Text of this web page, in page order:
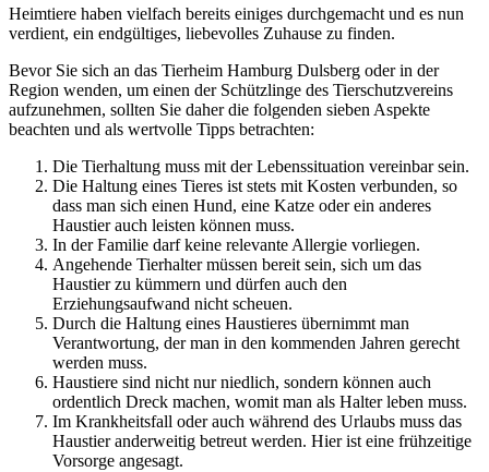
Heimtiere haben vielfach bereits einiges durchgemacht und es nun
verdient, ein endgültiges, liebevolles Zuhause zu finden.
Bevor Sie sich an das Tierheim Hamburg Dulsberg oder in der
Region wenden, um einen der Schützlinge des Tierschutzvereins
aufzunehmen, sollten Sie daher die folgenden sieben Aspekte
beachten und als wertvolle Tipps betrachten:
Die Tierhaltung muss mit der Lebenssituation vereinbar sein.
Die Haltung eines Tieres ist stets mit Kosten verbunden, so
dass man sich einen Hund, eine Katze oder ein anderes
Haustier auch leisten können muss.
In der Familie darf keine relevante Allergie vorliegen.
Angehende Tierhalter müssen bereit sein, sich um das
Haustier zu kümmern und dürfen auch den
Erziehungsaufwand nicht scheuen.
Durch die Haltung eines Haustieres übernimmt man
Verantwortung, der man in den kommenden Jahren gerecht
werden muss.
Haustiere sind nicht nur niedlich, sondern können auch
ordentlich Dreck machen, womit man als Halter leben muss.
Im Krankheitsfall oder auch während des Urlaubs muss das
Haustier anderweitig betreut werden. Hier ist eine frühzeitige
Vorsorge angesagt.